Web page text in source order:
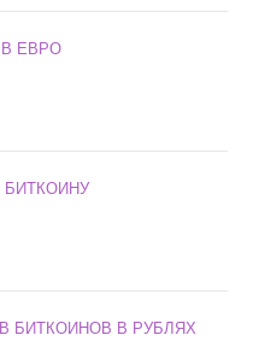
ЕВРО
БИТКОИНОВ В РУБЛЯХ